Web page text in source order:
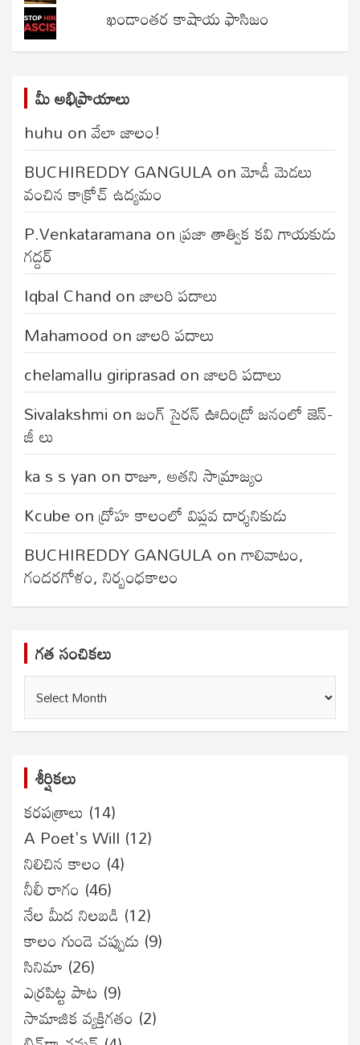
ఖండాంతర కాషాయ ఫాసిజం
మీ అభిప్రాయాలు
huhu onవేలా జాలం!
BUCHIREDDY GANGULA onమోడీ మెడలు
వంచిన కాక్రోచ్ ఉద్యమం
P.Venkataramana onప్రజా తాత్విక కవి గాయకుడు
గద్దర్
Iqbal Chand onజాలరి పదాలు
Mahamood onజాలరి పదాలు
chelamallu giriprasad onజాలరి పదాలు
Sivalakshmi onజంగ్‌ సైరన్‌ ఊదిండ్రో జనంలో జెన్-
జీ లు
ka s s yan onరాజూ, అతని సామ్రాజ్యం
Kcubeonద్రోహ కాలంలో విప్లవ దార్శనికుడు
BUCHIREDDY GANGULA onగాలివాటం,
గందరగోళం, నిర్బంధకాలం
గత సంచికలు
గత
సంచికలు
శీర్షికలు
కరపత్రాలు (14)
A Poet's Will (12)
నిలిచిన కాలం (4)
నీలీ రాగం (46)
నేల మీద నిలబడి (12)
కాలం గుండె చప్పుడు (9)
సినిమా (26)
ఎర్రపిట్ట పాట (9)
సామాజిక వ్యక్తిగతం (2)